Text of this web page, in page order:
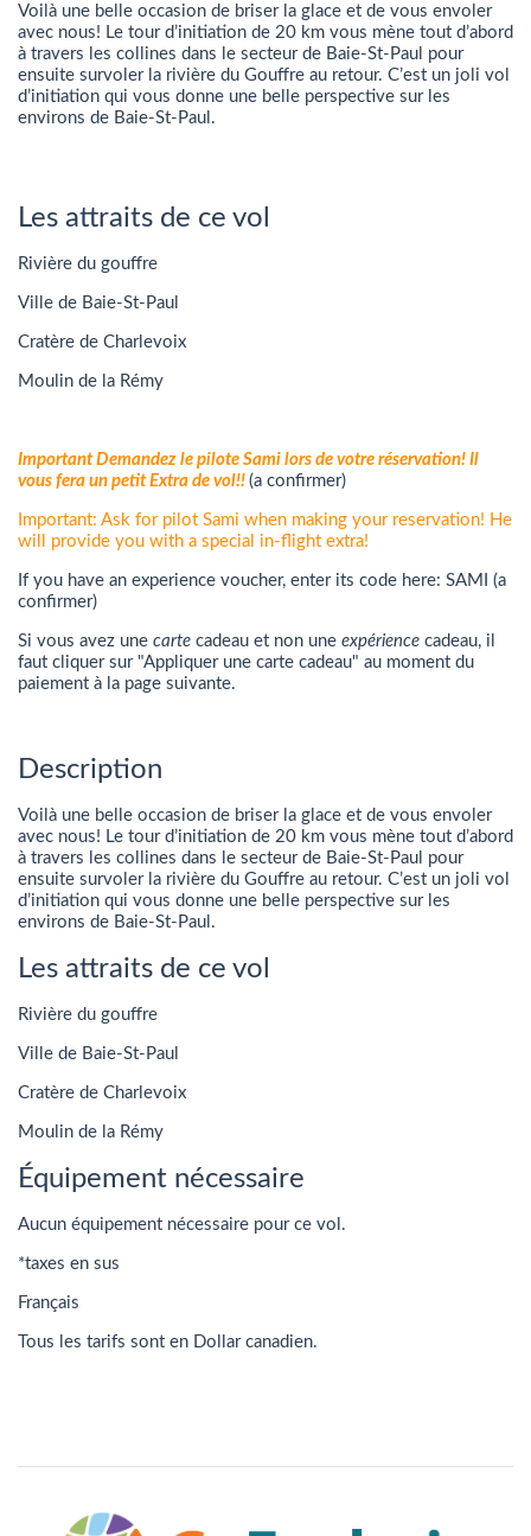
Voilà une belle occasion de briser la glace et de vous envoler
avec nous! Le tour d’initiation de 20 km vous mène tout d’abord
à travers les collines dans le secteur de Baie-St-Paul pour
ensuite survoler la rivière du Gouffre au retour. C’est un joli vol
d’initiation qui vous donne une belle perspective sur les
environs de Baie-St-Paul.
Les attraits de ce vol
Rivière du gouffre
Ville de Baie-St-Paul
Cratère de Charlevoix
Moulin de la Rémy
Important Demandez le pilote Sami lors de votre réservation! Il
vous fera un petit Extra de vol!! (a confirmer)
Important: Ask for pilot Sami when making your reservation! He
will provide you with a special in-flight extra!
If you have an experience voucher, enter its code here: SAMI (a
confirmer)
Si vous avez une carte cadeau et non une expérience cadeau, il
faut cliquer sur "Appliquer une carte cadeau" au moment du
paiement à la page suivante.
Description
Voilà une belle occasion de briser la glace et de vous envoler
avec nous! Le tour d’initiation de 20 km vous mène tout d’abord
à travers les collines dans le secteur de Baie-St-Paul pour
ensuite survoler la rivière du Gouffre au retour. C’est un joli vol
d’initiation qui vous donne une belle perspective sur les
environs de Baie-St-Paul.
Les attraits de ce vol
Rivière du gouffre
Ville de Baie-St-Paul
Cratère de Charlevoix
Moulin de la Rémy
Équipement nécessaire
Aucun équipement nécessaire pour ce vol.
*taxes en sus
Français
Tous les tarifs sont en Dollar canadien.